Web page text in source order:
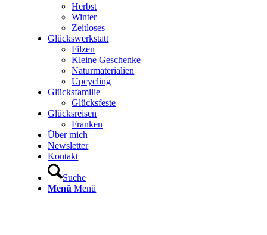
Herbst
Winter
Zeitloses
Glückswerkstatt
Filzen
Kleine Geschenke
Naturmaterialien
Upcycling
Glücksfamilie
Glücksfeste
Glücksreisen
Franken
Über mich
Newsletter
Kontakt
Suche
Menü Menü